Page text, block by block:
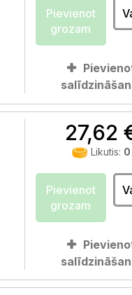
Pievienot
grozam
27,62
Likutis: 0
Pievienot
grozam